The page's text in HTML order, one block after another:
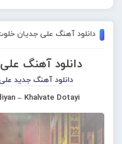
دانلود آهنگ علی جدیان
دانلود آهنگ
دانلود آهنگ جدید
– Khalvate Dotayi